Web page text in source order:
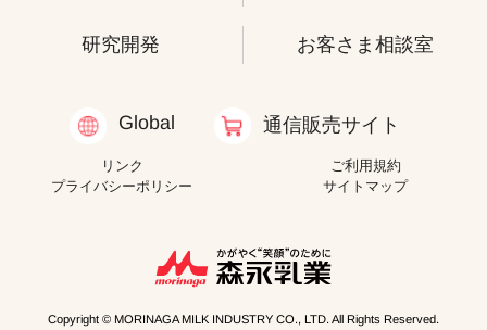
研究開発 お客さま相談室
Global 通信販売サイト
リンク
ご利用規約
プライバシーポリシー
サイトマップ
Copyright © MORINAGA MILK INDUSTRY CO., LTD. All Rights Reserved.